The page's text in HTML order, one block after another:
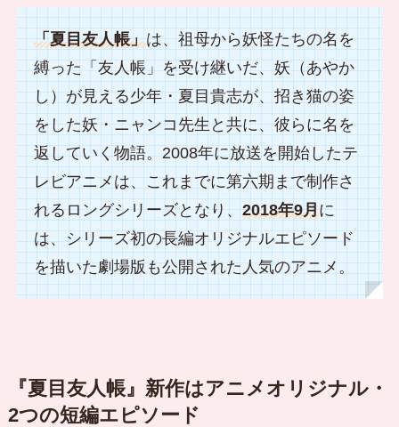
「夏目友人帳」は、祖母から妖怪たちの名を
縛った「友人帳」を受け継いだ、妖（あやか
し）が見える少年・夏目貴志が、招き猫の姿
をした妖・ニャンコ先生と共に、彼らに名を
返していく物語。2008年に放送を開始したテ
レビアニメは、これまでに第六期まで制作さ
れるロングシリーズとなり、2018年9月に
は、シリーズ初の長編オリジナルエピソード
を描いた劇場版も公開された人気のアニメ。
『夏目友人帳』新作はアニメオリジナル・
2つの短編エピソード